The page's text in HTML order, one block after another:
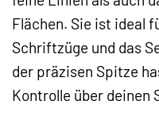
Flächen. Sie ist ideal
Schriftzüge und das
der präzisen Spitze
Kontrolle über deinen